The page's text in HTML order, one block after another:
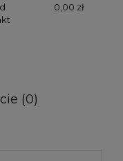
0,00 zł
(0)